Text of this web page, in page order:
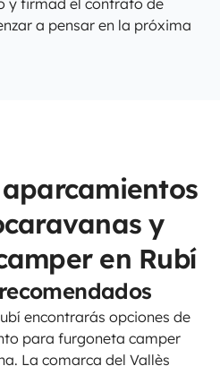
y firmad el contrato de
a pensar en la próxima
y
en Rubí
encontrarás opciones de
para furgoneta camper
La comarca del Vallès